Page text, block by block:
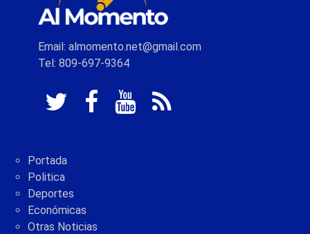
Email: almomento.net@gmail.com
Tel: 809-697-9364
Portada
Politica
Deportes
Económicas
Otras Noticias